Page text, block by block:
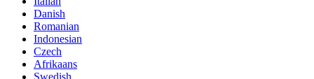
Danish
Romanian
Indonesian
Czech
Afrikaans
Swedish